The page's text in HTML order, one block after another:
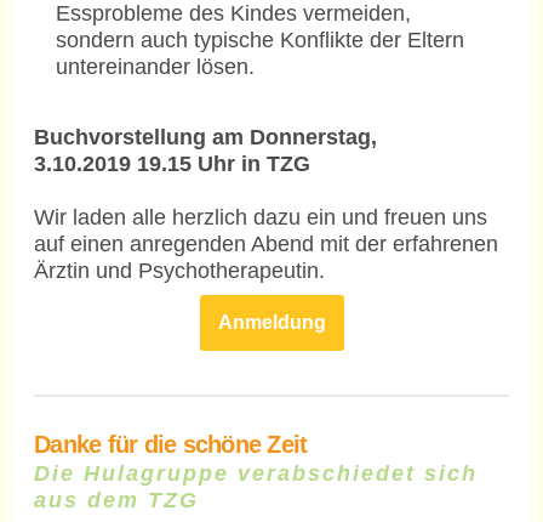
Essprobleme des Kindes vermeiden,
sondern auch typische Konflikte der Eltern
untereinander lösen.
Buchvorstellung am Donnerstag,
3.10.2019 19.15 Uhr in TZG
Wir laden alle herzlich dazu ein und freuen uns
auf einen anregenden Abend mit der erfahrenen
Ärztin und Psychotherapeutin.
Anmeldung
Danke für die schöne Zeit
Die Hulagruppe verabschiedet sich
aus dem TZG